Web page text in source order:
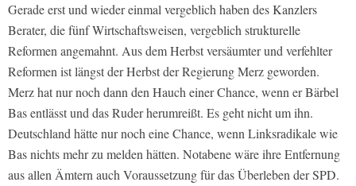
Gerade erst und wieder einmal vergeblich haben des Kanzlers
Berater, die fünf Wirtschaftsweisen, vergeblich strukturelle
Reformen angemahnt. Aus dem Herbst versäumter und verfehlter
Reformen ist längst der Herbst der Regierung Merz geworden.
Merz hat nur noch dann den Hauch einer Chance, wenn er Bärbel
Bas entlässt und das Ruder herumreißt. Es geht nicht um ihn.
Deutschland hätte nur noch eine Chance, wenn Linksradikale wie
Bas nichts mehr zu melden hätten. Notabene wäre ihre Entfernung
aus allen Ämtern auch Voraussetzung für das Überleben der SPD.